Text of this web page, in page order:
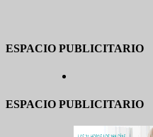
ESPACIO PUBLICITARIO
ESPACIO PUBLICITARIO